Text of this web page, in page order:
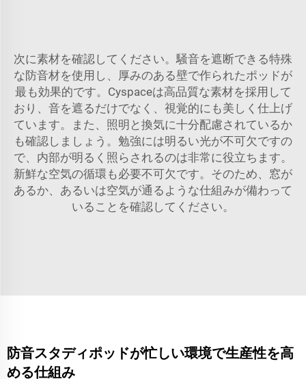
次に素材を確認してください。騒音を遮断できる特殊
な防音材を使用し、厚みのある壁で作られたポッドが
最も効果的です。Cyspaceは高品質な素材を採用して
おり、音を遮るだけでなく、視覚的にも美しく仕上げ
ています。また、照明と換気に十分配慮されているか
も確認しましょう。勉強には明るい光が不可欠ですの
で、内部が明るく照らされるのは非常に役立ちます。
新鮮な空気の循環も必要不可欠です。そのため、窓が
あるか、あるいは空気が通るような仕組みが備わって
いることを確認してください。
防音スタディポッドが忙しい環境で生産性を高
める仕組み